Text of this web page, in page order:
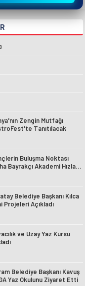
Zengin Mutfağı
Tanıtılacak
Buluşma Noktası
Bayrakçı Akademi Hızla
Belediye Başkanı Kılca
Projeleri Açıkladı
ve Uzay Yaz Kursu
Belediye Başkanı Kavuş
Yaz Okulunu Ziyaret Etti